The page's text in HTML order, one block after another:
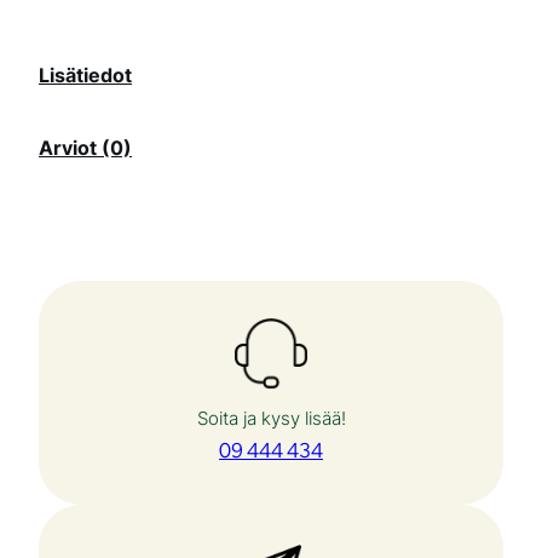
a
m
ä
Lisätiedot
Arviot (0)
Soita ja kysy lisää!
09 444 434